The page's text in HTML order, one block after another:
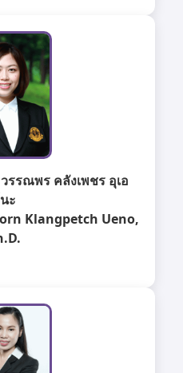
รรณพร คลังเพชร อุเอ
ะ
Klangpetch Ueno,